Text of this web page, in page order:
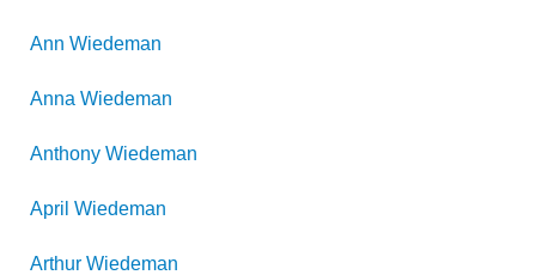
Ann Wiedeman
Anna Wiedeman
Anthony Wiedeman
April Wiedeman
Arthur Wiedeman